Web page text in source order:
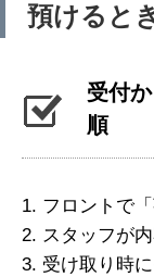
預けると
受付
順
1. フロントで
2. スタッフが
3. 受け取り時